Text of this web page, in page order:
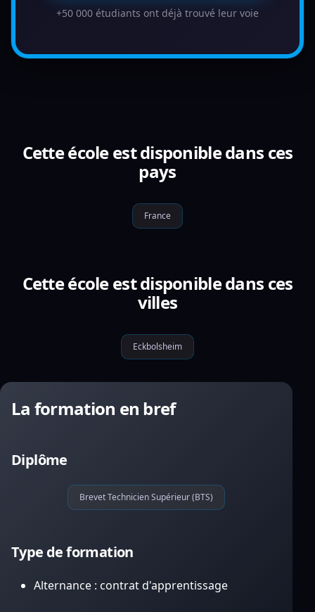
+50 000 étudiants ont déjà trouvé leur voie
Cette école est disponible dans ces
pays
France
Cette école est disponible dans ces
villes
Eckbolsheim
La formation en bref
Diplôme
Brevet Technicien Supérieur (BTS)
Type de formation
Alternance : contrat d'apprentissage